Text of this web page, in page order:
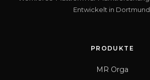
Entwickelt in Dortmund.
PRODUKTE
MR Orga